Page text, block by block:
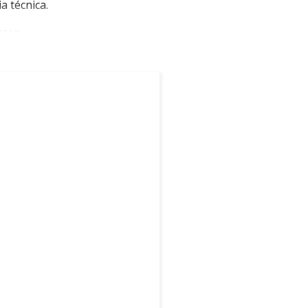
técnica.
com mais agilidade.
significativa.
o tempo de inatividade.